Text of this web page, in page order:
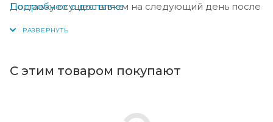
Доставку осуществляем на следующий день после
Подробнее о доставке
С этим товаром покупают